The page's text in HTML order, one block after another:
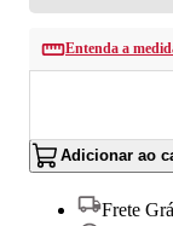
Entenda a
Adicionar ao
Frete